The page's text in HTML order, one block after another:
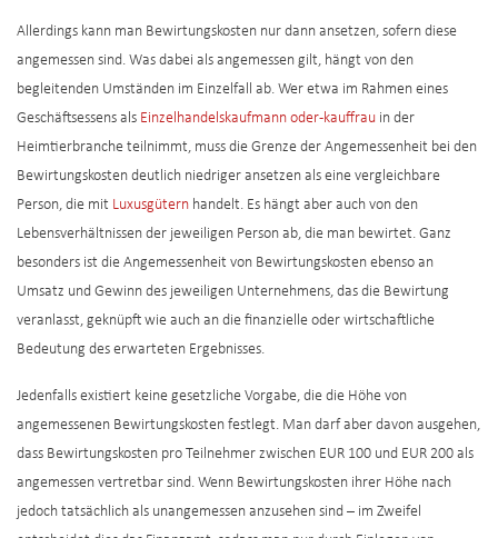
Allerdings kann man Bewirtungskosten nur dann ansetzen, sofern diese
angemessen sind. Was dabei als angemessen gilt, hängt von den
begleitenden Umständen im Einzelfall ab. Wer etwa im Rahmen eines
Geschäftsessens als Einzelhandelskaufmann oder -kauffrau in der
Heimtierbranche teilnimmt, muss die Grenze der Angemessenheit bei den
Bewirtungskosten deutlich niedriger ansetzen als eine vergleichbare
Person, die mit Luxusgütern handelt. Es hängt aber auch von den
Lebensverhältnissen der jeweiligen Person ab, die man bewirtet. Ganz
besonders ist die Angemessenheit von Bewirtungskosten ebenso an
Umsatz und Gewinn des jeweiligen Unternehmens, das die Bewirtung
veranlasst, geknüpft wie auch an die finanzielle oder wirtschaftliche
Bedeutung des erwarteten Ergebnisses.
Jedenfalls existiert keine gesetzliche Vorgabe, die die Höhe von
angemessenen Bewirtungskosten festlegt. Man darf aber davon ausgehen,
dass Bewirtungskosten pro Teilnehmer zwischen EUR 100 und EUR 200 als
angemessen vertretbar sind. Wenn Bewirtungskosten ihrer Höhe nach
jedoch tatsächlich als unangemessen anzusehen sind – im Zweifel